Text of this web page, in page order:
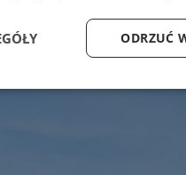
ODRZUĆ
Wydajność